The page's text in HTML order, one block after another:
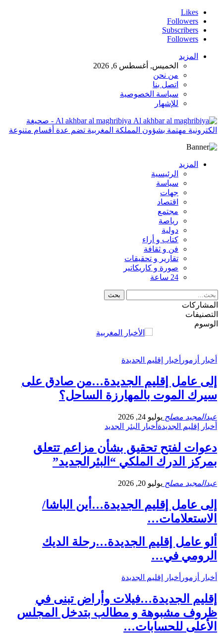
Likes
Followers
Subscribers
Followers
المزيد
الخميس, أغسطس 6, 2026
من نحن
اتصل بنا
سياسة الخصوصية
للإشهار
Al akhbar al maghribiya - صحيغة
الكترونية مهتمة بشؤون المملكة المغربية تضم عدة أقسام متنوعة
المزيد
الرئيسية
سياسة
جهات
اقتصاد
مجتمع
رياصة
دولية
كتاب و أراء
فن و ثقافة
تقارير و تحقيقات
صورة و كاريكاتير
24 ساعة
المشاركات
التصنيفات
الوسوم
أخبار أزمور أخبار إقليم الجديدة
إلى عامل إقليم الجديدة…من صادق على
سيرك الموت بالمهارزة الساحل؟
عبدالمجيد مصلح يوليو 24, 2026
أخبار إقليم الجديدة أخبار البئر الجديد
دعوات لفتح تحقيق بشأن مزاعم تتعلق
بمركز الدرك الملكي “البئرالجديد”
عبدالمجيد مصلح يوليو 20, 2026
إلى عامل إقليم الجديدة…أين الباشا/
الاستعلامات…
ألو عامل إقليم الجديدة…رحلة الديك
الرومي في…
أخبار أزمور أخبار إقليم الجديدة
إقليم الجديدة…فيلات وأراض تبنى في
ظروف مشبوهة و مطالب بتدخل المجلس
الأعلى للحسابات…